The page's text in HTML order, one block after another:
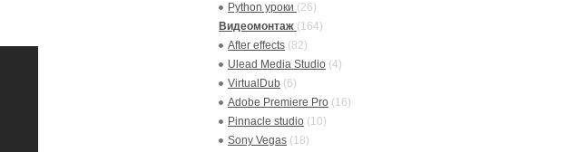
Python уроки (26)
Видеомонтаж (164)
After effects (82)
Ulead Media Studio (4)
VirtualDub (6)
Adobe Premiere Pro (16)
Pinnacle studio (10)
Sony Vegas (18)